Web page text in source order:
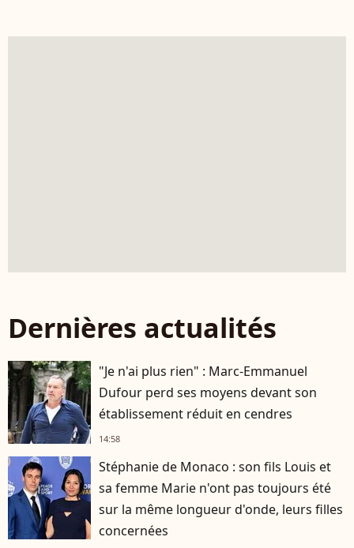
Dernières actualités
"Je n'ai plus rien" : Marc-Emmanuel
Dufour perd ses moyens devant son
établissement réduit en cendres
14:58
Stéphanie de Monaco : son fils Louis et
sa femme Marie n'ont pas toujours été
sur la même longueur d'onde, leurs filles
concernées